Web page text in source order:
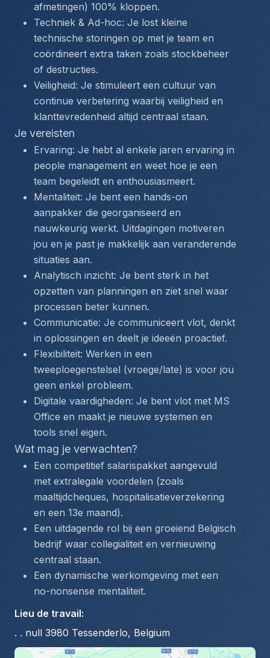
afmetingen) 100% kloppen.
Techniek & Ad-hoc: Je lost kleine
technische storingen op met je team en
coördineert extra taken zoals stockbeheer
of destructies.
Veiligheid: Je stimuleert een cultuur van
continue verbetering waarbij veiligheid en
klanttevredenheid altijd centraal staan.
Je vereisten
Ervaring: Je hebt al enkele jaren ervaring in
people management en weet hoe je een
team begeleidt en enthousiasmeert.
Mentaliteit: Je bent een hands-on
aanpakker die georganiseerd en
nauwkeurig werkt. Uitdagingen motiveren
jou en je past je makkelijk aan veranderende
situaties aan.
Analytisch inzicht: Je bent sterk in het
opzetten van planningen en ziet snel waar
processen beter kunnen.
Communicatie: Je communiceert vlot, denkt
in oplossingen en deelt je ideeën proactief.
Flexibiliteit: Werken in een
tweeploegenstelsel (vroege/late) is voor jou
geen enkel probleem.
Digitale vaardigheden: Je bent vlot met MS
Office en maakt je nieuwe systemen en
tools snel eigen.
Wat mag je verwachten?
Een competitief salarispakket aangevuld
met extralegale voordelen (zoals
maaltijdcheques, hospitalisatieverzekering
en een 13e maand).
Een uitdagende rol bij een groeiend Belgisch
bedrijf waar collegialiteit en vernieuwing
centraal staan.
Een dynamische werkomgeving met een
no-nonsense mentaliteit.
Lieu de travail:
. . null 3980 Tessenderlo, Belgium